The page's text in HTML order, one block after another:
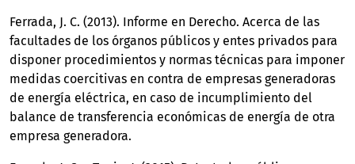
Ferrada, J. C. (2013). Informe en Derecho. Acerca de las
facultades de los órganos públicos y entes privados para
disponer procedimientos y normas técnicas para imponer
medidas coercitivas en contra de empresas generadoras
de energía eléctrica, en caso de incumplimiento del
balance de transferencia económicas de energía de otra
empresa generadora.